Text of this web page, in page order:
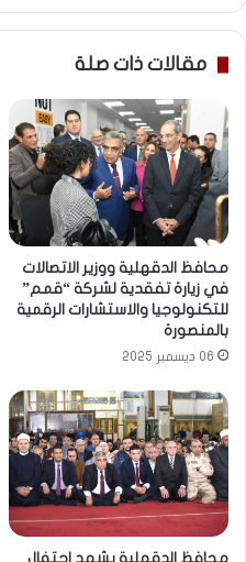
مقالات ذات صلة
محافظ الدقهلية ووزير الاتصالات
في زيارة تفقدية لشركة “قمم”
للتكنولوجيا والاستشارات الرقمية
بالمنصورة
06 ديسمبر 2025
محافظ الدقهلية يشهد احتفال